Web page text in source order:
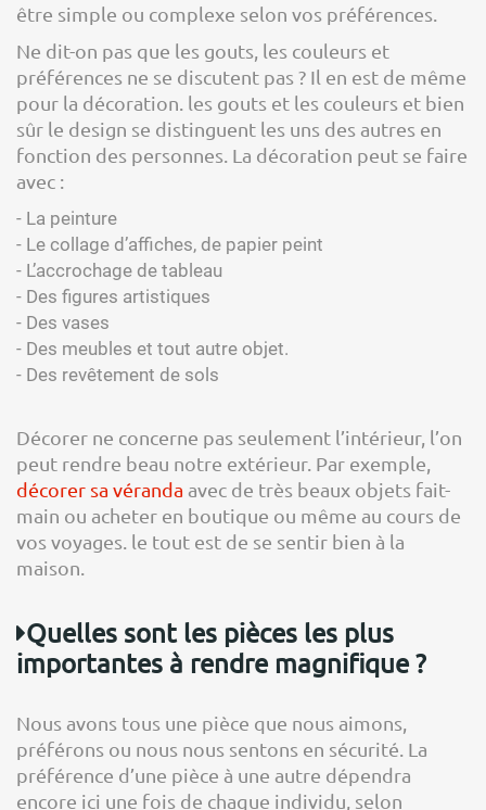
être simple ou complexe selon vos préférences.
Ne dit-on pas que les gouts, les couleurs et
préférences ne se discutent pas ? Il en est de même
pour la décoration. les gouts et les couleurs et bien
sûr le design se distinguent les uns des autres en
fonction des personnes. La décoration peut se faire
avec :
- La peinture
- Le collage d’affiches, de papier peint
- L’accrochage de tableau
- Des figures artistiques
- Des vases
- Des meubles et tout autre objet.
- Des revêtement de sols
Décorer ne concerne pas seulement l’intérieur, l’on
peut rendre beau notre extérieur. Par exemple,
décorer sa véranda avec de très beaux objets fait-
main ou acheter en boutique ou même au cours de
vos voyages. le tout est de se sentir bien à la
maison.
Quelles sont les pièces les plus
importantes à rendre magnifique ?
Nous avons tous une pièce que nous aimons,
préférons ou nous nous sentons en sécurité. La
préférence d’une pièce à une autre dépendra
encore ici une fois de chaque individu, selon